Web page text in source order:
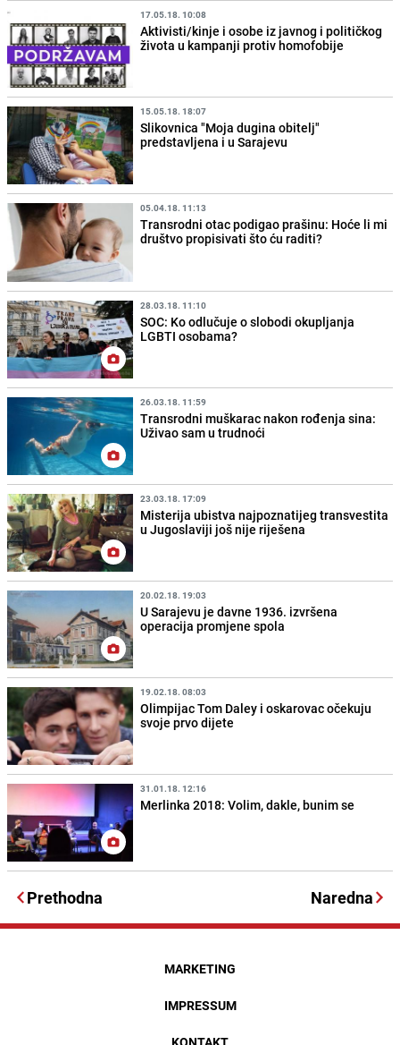
17.05.18. 10:08
Aktivisti/kinje i osobe iz javnog i političkog
života u kampanji protiv homofobije
15.05.18. 18:07
Slikovnica "Moja dugina obitelj"
predstavljena i u Sarajevu
05.04.18. 11:13
Transrodni otac podigao prašinu: Hoće li mi
društvo propisivati što ću raditi?
28.03.18. 11:10
SOC: Ko odlučuje o slobodi okupljanja
LGBTI osobama?
26.03.18. 11:59
Transrodni muškarac nakon rođenja sina:
Uživao sam u trudnoći
23.03.18. 17:09
Misterija ubistva najpoznatijeg transvestita
u Jugoslaviji još nije riješena
20.02.18. 19:03
U Sarajevu je davne 1936. izvršena
operacija promjene spola
19.02.18. 08:03
Olimpijac Tom Daley i oskarovac očekuju
svoje prvo dijete
31.01.18. 12:16
Merlinka 2018: Volim, dakle, bunim se
Prethodna Naredna
MARKETING
IMPRESSUM